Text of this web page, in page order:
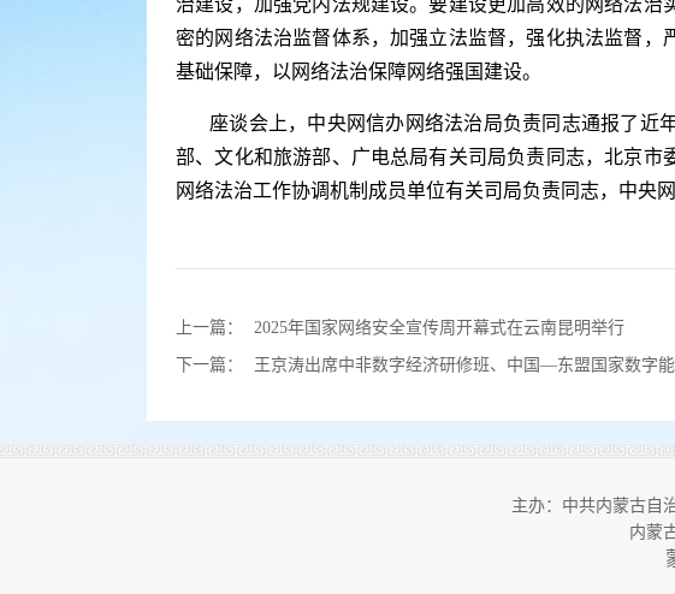
治建设，加强党内法规建设。要建设更加高效的网络法
密的网络法治监督体系，加强立法监督，强化执法监督
基础保障，以网络法治保障网络强国建设。
座谈会上，中央网信办网络法治局负责同志通报了近
部、文化和旅游部、广电总局有关司局负责同志，北京市
网络法治工作协调机制成员单位有关司局负责同志，中央
上一篇： 2025年国家网络安全宣传周开幕式在云南昆明举行
下一篇： 王京涛出席中非数字经济研修班、中国—东盟国家数字
主办：中共内蒙古自
内蒙